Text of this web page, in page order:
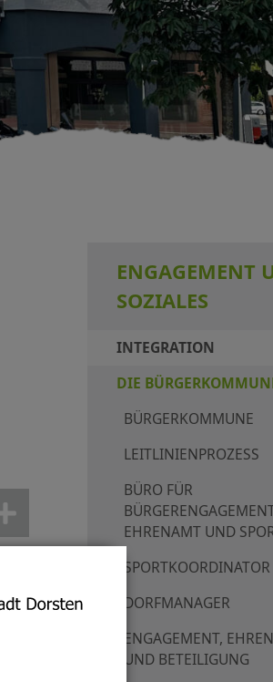
ENGAGEMENT
SOZIALES
INTEGRATION
DIE
BÜRGERKOMMUNE
LEITLINIENPROZESS
BÜRO FÜR
EHRENAMT UND
SPORTKOORDINATOR
DORFMANAGER
ENGAGEMENT,
UND BETEILIGUNG